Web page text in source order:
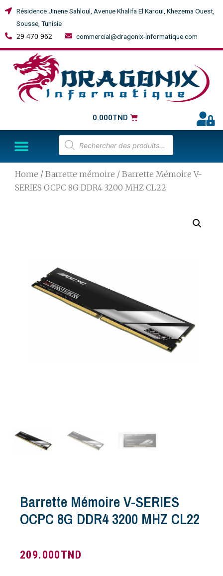
Résidence Jinene Sahloul, Avenue Khalifa El Karoui, Khezema Ouest,
Sousse, Tunisie
29 470 962 commercial@dragonix-informatique.com
0.000TND
Home / Barrette mémoire / Barrette Mémoire V-
SERIES OCPC 8G DDR4 3200 MHZ CL22
Barrette Mémoire V-SERIES
OCPC 8G DDR4 3200 MHZ CL22
209.000TND